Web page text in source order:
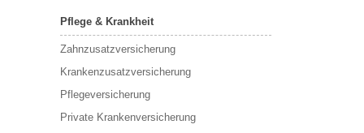
Pflege & Krankheit
Zahnzusatzversicherung
Krankenzusatzversicherung
Pflegeversicherung
Private Krankenversicherung